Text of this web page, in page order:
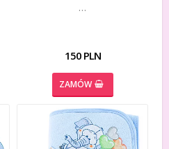
…
150 PLN
ZAMÓW